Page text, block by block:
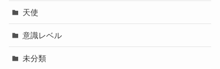
天使
意識レベル
未分類